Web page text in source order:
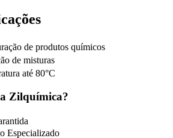
de produtos químicos
de misturas
até 80°C
Zilquímica?
Especializado